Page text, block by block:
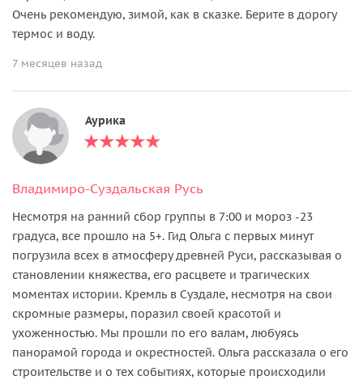
Очень рекомендую, зимой, как в сказке. Берите в дорогу
термос и воду.
7 месяцев назад
Аурика
Владимиро-Суздальская Русь
Несмотря на ранний сбор группы в 7:00 и мороз -23
градуса, все прошло на 5+. Гид Ольга с первых минут
погрузила всех в атмосферу древней Руси, рассказывая о
становлении княжества, его расцвете и трагических
моментах истории. Кремль в Суздале, несмотря на свои
скромные размеры, поразил своей красотой и
ухоженностью. Мы прошли по его валам, любуясь
панорамой города и окрестностей. Ольга рассказала о его
строительстве и о тех событиях, которые происходили